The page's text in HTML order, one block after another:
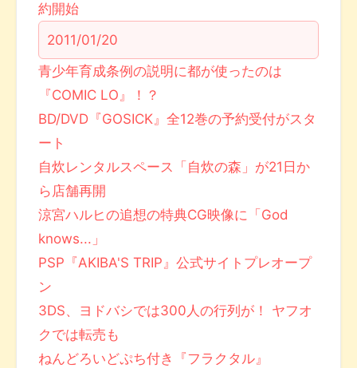
約開始
2011/01/20
青少年育成条例の説明に都が使ったのは
『COMIC LO』！？
BD/DVD『GOSICK』全12巻の予約受付がスタ
ート
自炊レンタルスペース「自炊の森」が21日か
ら店舗再開
涼宮ハルヒの追想の特典CG映像に「God
knows...」
PSP『AKIBA'S TRIP』公式サイトプレオープ
ン
3DS、ヨドバシでは300人の行列が！ ヤフオ
クでは転売も
ねんどろいどぷち付き『フラクタル』